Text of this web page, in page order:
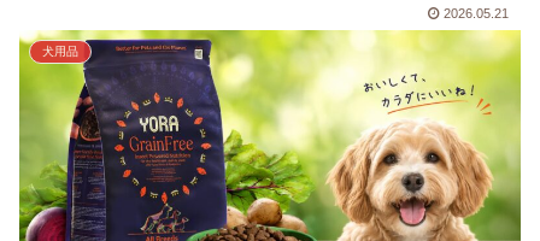
2026.05.21
犬用品